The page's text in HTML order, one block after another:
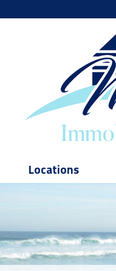
Locations